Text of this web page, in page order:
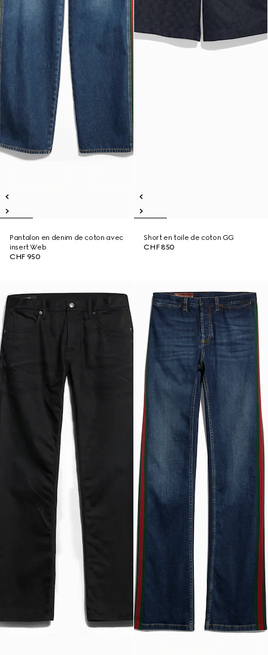
Pantalon en denim de coton avec
insert Web
CHF 950
Short en toile de coton GG
CHF 850